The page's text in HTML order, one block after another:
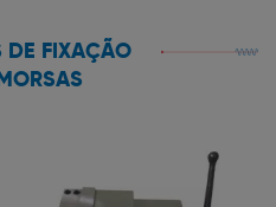
DE FIXAÇÃO